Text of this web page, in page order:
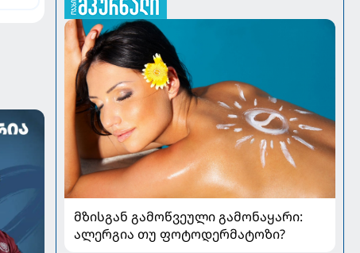
მზისგან გამოწვეული გამონაყარი:
ალერგია თუ ფოტოდერმატოზი?